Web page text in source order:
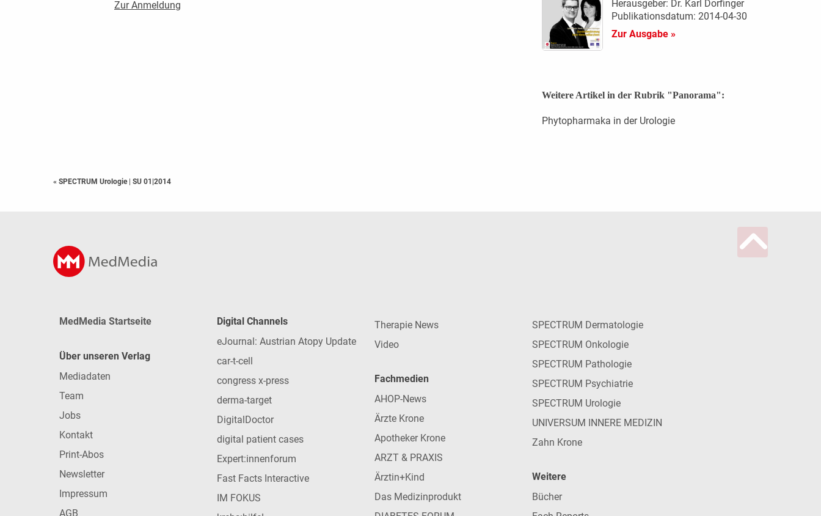
Zur Anmeldung
Herausgeber: Dr. Karl Dorfinger
Publikationsdatum: 2014-04-30
Zur Ausgabe »
Weitere Artikel in der Rubrik "Panorama":
Phytopharmaka in der Urologie
« SPECTRUM Urologie | SU 01|2014
MedMedia Startseite
Über unseren Verlag
Mediadaten
Team
Jobs
Kontakt
Print-Abos
Newsletter
Impressum
AGB
Digital Channels
eJournal: Austrian Atopy Update
car-t-cell
congress x-press
derma-target
DigitalDoctor
digital patient cases
Expert:innenforum
Fast Facts Interactive
IM FOKUS
Therapie News
Video
Fachmedien
AHOP-News
Ärzte Krone
Apotheker Krone
ARZT & PRAXIS
Ärztin+Kind
Das Medizinprodukt
SPECTRUM Dermatologie
SPECTRUM Onkologie
SPECTRUM Pathologie
SPECTRUM Psychiatrie
SPECTRUM Urologie
UNIVERSUM INNERE MEDIZIN
Zahn Krone
Weitere
Bücher